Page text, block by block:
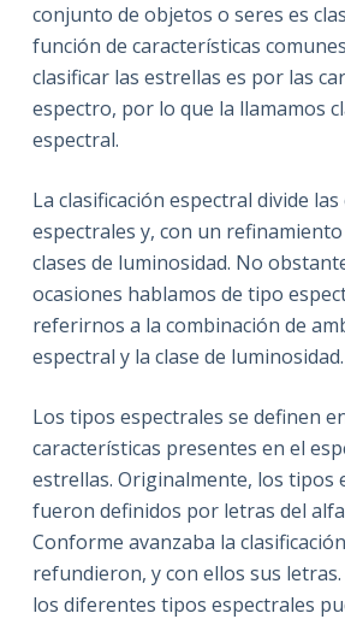
conjunto de objetos o seres es
función de características
clasificar las estrellas es por las
espectro, por lo que la llamamos
espectral.
La clasificación espectral divide
espectrales y, con un
clases de luminosidad. No
ocasiones hablamos de tipo
referirnos a la combinación de
espectral y la clase de luminosidad.
Los tipos espectrales se definen
características presentes en el
estrellas. Originalmente, los tipos
fueron definidos por letras del
Conforme avanzaba la
refundieron, y con ellos sus
los diferentes tipos espectrales